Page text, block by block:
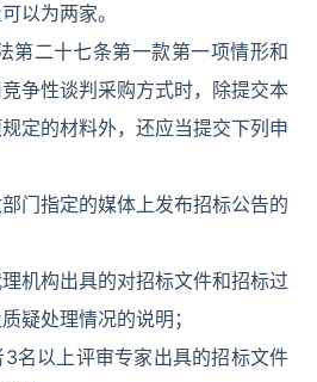
以为两家。
第二十七条第一款第一项情形和
争性谈判采购方式时，除提交本
定的材料外，还应当提交下列申
部门指定的媒体上发布招标公告的
理机构出具的对招标文件和招标过
疑处理情况的说明；
3名以上评审专家出具的招标文件